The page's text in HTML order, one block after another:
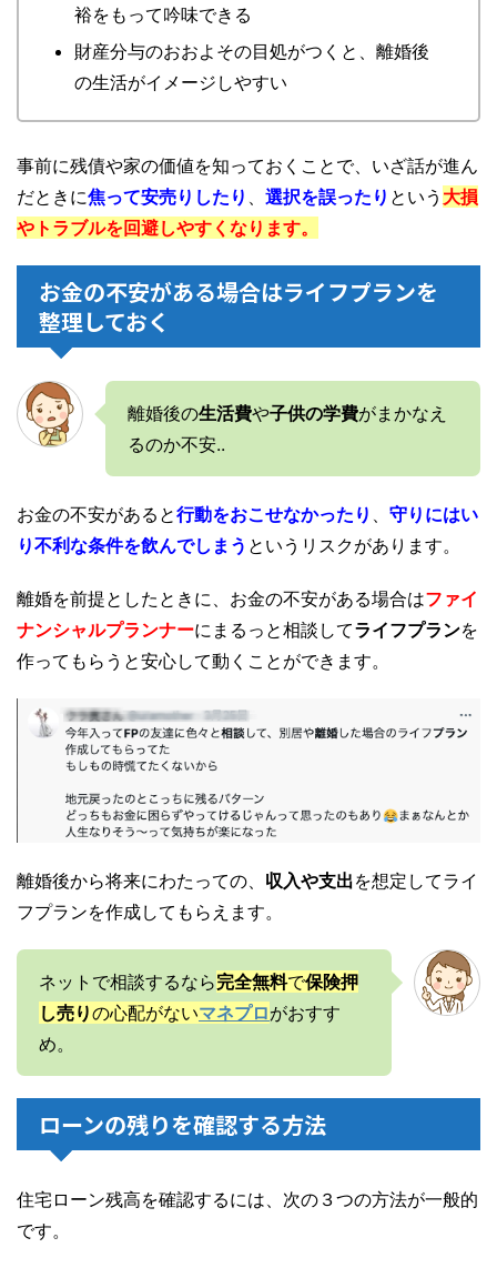
裕をもって吟味できる
財産分与のおおよその目処がつくと、離婚後
の生活がイメージしやすい
事前に残債や家の価値を知っておくことで、いざ話が進ん
だときに焦って安売りしたり 選択を誤ったり という 大損
やトラブルを回避しやすくなります。
お金の不安がある場合はライフプランを
整理しておく
離婚後の生活費や子供の学費がまかなえ
るのか不安..
お金の不安があると行動をおこせなかったり
守りにはい
り不利な条件を飲んでしまう というリスクがあります。
離婚を前提としたときに、お金の不安がある場合はファイ
ナンシャルプランナーにまるっと相談してライフプランを
作ってもらうと安心して動くことができます。
離婚後から将来にわたっての、 収入や支出を想定してライ
フプランを作成してもらえます。
ネットで相談するなら完全無料で保険押
し売りの心配がないマネプロがおすす
め。
ローンの残りを確認する方法
住宅ローン残高を確認するには、次の３つの方法が一般的
です。